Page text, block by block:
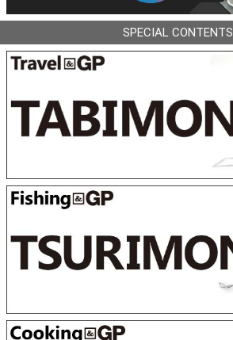
SPECIAL CONTENTS